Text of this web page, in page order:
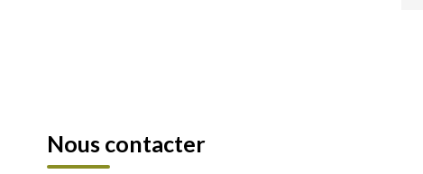
Nous contacter